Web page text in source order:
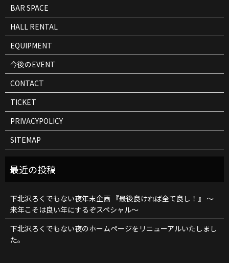
BAR SPACE
HALL RENTAL
EQUIPMENT
今後のEVENT
CONTACT
TICKET
PRIVACYPOLICY
SITEMAP
下北沢ろくでもない夜年末企画 『最後良ければ全て良し！』 ～
来年こそは良い年にするぞスペシャル～
下北沢ろくでもない夜のホームページをリニューアルいたしまし
た。